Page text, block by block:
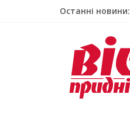
Останні новини: